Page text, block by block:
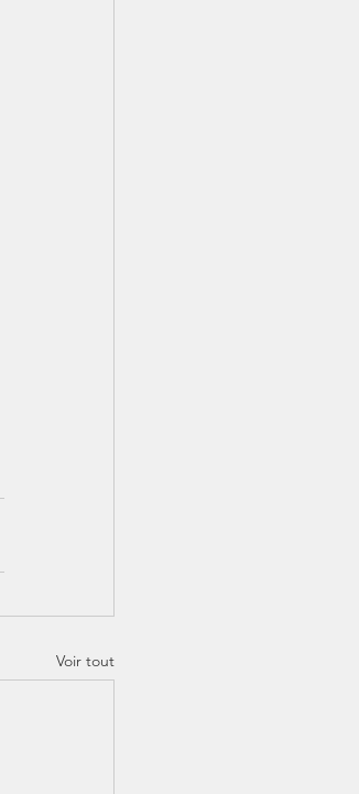
Voir tout